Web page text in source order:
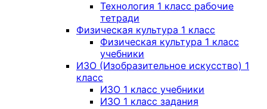
Технология 1 класс рабочие
тетради
Физическая культура 1 класс
Физическая культура 1 класс
учебники
ИЗО (Изобразительное искусство) 1
класс
ИЗО 1 класс учебники
ИЗО 1 класс задания